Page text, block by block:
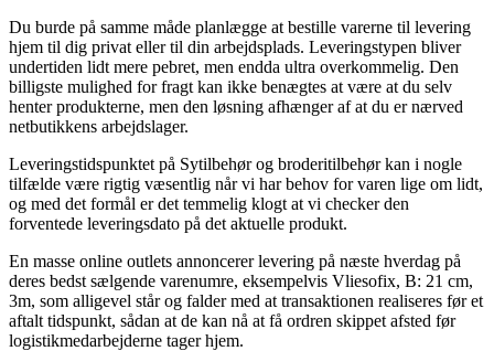
Du burde på samme måde planlægge at bestille varerne til levering
hjem til dig privat eller til din arbejdsplads. Leveringstypen bliver
undertiden lidt mere pebret, men endda ultra overkommelig. Den
billigste mulighed for fragt kan ikke benægtes at være at du selv
henter produkterne, men den løsning afhænger af at du er nærved
netbutikkens arbejdslager.
Leveringstidspunktet på Sytilbehør og broderitilbehør kan i nogle
tilfælde være rigtig væsentlig når vi har behov for varen lige om lidt,
og med det formål er det temmelig klogt at vi checker den
forventede leveringsdato på det aktuelle produkt.
En masse online outlets annoncerer levering på næste hverdag på
deres bedst sælgende varenumre, eksempelvis Vliesofix, B: 21 cm,
3m, som alligevel står og falder med at transaktionen realiseres før et
aftalt tidspunkt, sådan at de kan nå at få ordren skippet afsted før
logistikmedarbejderne tager hjem.